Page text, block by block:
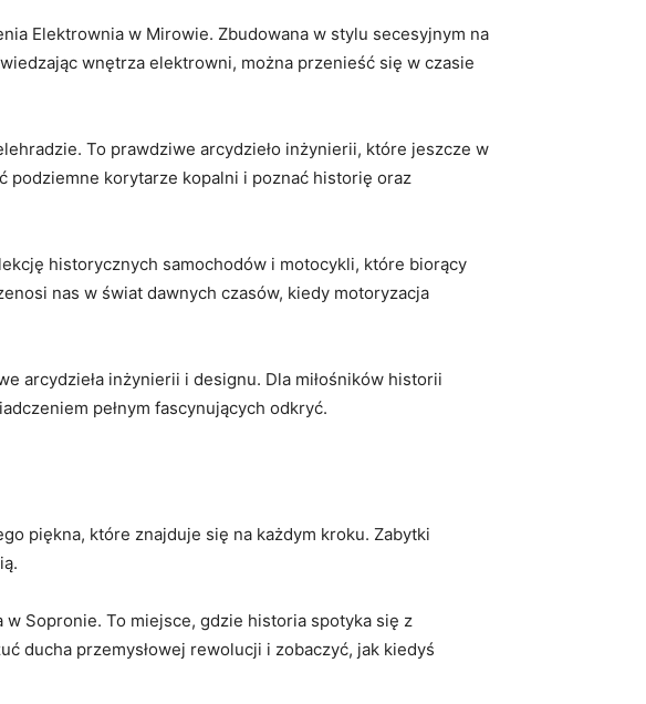
Elektrownia w Mirowie. Zbudowana w stylu secesyjnym na
wnętrza elektrowni, można przenieść się w czasie
To prawdziwe arcydzieło inżynierii, które jeszcze w
podziemne korytarze kopalni i poznać historię oraz
historycznych samochodów i motocykli, które biorący
nas w świat dawnych czasów, kiedy motoryzacja
arcydzieła inżynierii i designu. Dla miłośników historii
pełnym fascynujących odkryć.
piękna, które znajduje się na każdym kroku. Zabytki
Sopronie. To miejsce, gdzie historia spotyka się z
ducha przemysłowej rewolucji i zobaczyć, jak kiedyś